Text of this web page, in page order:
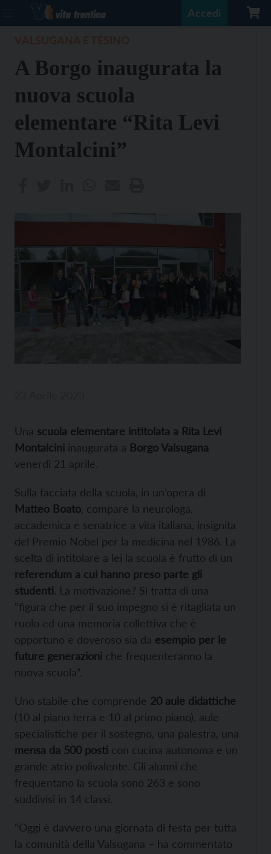
Accedi
A Borgo inaugurata la
nuova scuola
elementare “Rita Levi
Montalcini”
Una scuola elementare intitolata a Rita Levi
Montalcini inaugurata a Borgo Valsugana
venerdì 21 aprile.
Sulla facciata della scuola, in un’opera di
Matteo Boato , compare la neurologa,
accademica e senatrice a vita italiana, insignita
del Premio Nobel per la medicina nel 1986. La
scelta di intitolare a lei la scuola è frutto di un
referendum a cui hanno preso parte gli
studenti. La motivazione? Si tratta di una
“figura che per il suo impegno si è ritagliata un
ruolo ed una memoria collettiva che è
opportuno e doveroso sia da esempio per le
future generazioni che frequenteranno la
nuova scuola”.
Uno stabile che comprende 20 aule didattiche
(10 al piano terra e 10 al primo piano), aule
specialistiche per il sostegno, una palestra, una
mensa da 500 posti con cucina autonoma e un
grande atrio polivalente. Gli alunni che
frequentano la scuola sono 263 e sono
suddivisi in 14 classi.
“Oggi è davvero una giornata di festa per tutta
la comunità della Valsugana – ha commentato